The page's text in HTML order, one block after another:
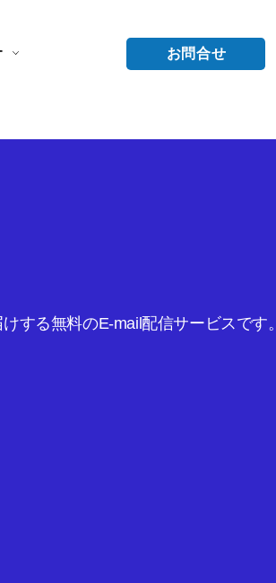
お問合せ
する無料のE-mail配信サービスです。